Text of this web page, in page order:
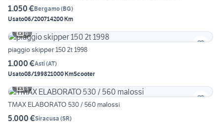
1.050 €Bergamo(BG)
Usato06/200714200 Km
6
piaggio skipper 150 2t 1998
1.000 €Asti(AT)
Usato08/199821000 KmScooter
3
TMAX ELABORATO 530 / 560 malossi
5.000 €Siracusa (SR)